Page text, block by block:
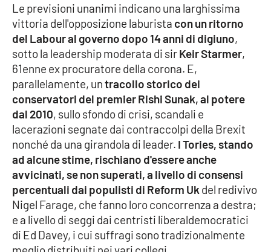
Politica
Sanità
Società
Sport
RUBRICHE
Good Morning Vietnam
Parchi Marini Calabria
Leggendo Alvaro insieme
Le previsioni unanimi indicano una larghissima
vittoria dell'opposizione laburista con un ritorno
del Labour al governo dopo 14 anni di digiuno,
sotto la leadership moderata di sirKeir Starmer,
61enne ex procuratore della corona. E,
parallelamente, untracollo storico dei
conservatori del premier Rishi Sunak, al potere
dal 2010, sullo sfondo di crisi, scandali e
lacerazioni segnate dai contraccolpi della Brexit
nonché da una girandola di leader. I Tories, stando
ad alcune stime, rischiano d'essere anche
avvicinati, se non superati, a livello di consensi
percentuali dai populisti di Reform Uk del redivivo
Nigel Farage, che fanno loro concorrenza a destra;
e a livello di seggi dai centristi liberaldemocratici
di Ed Davey, i cui suffragi sono tradizionalmente